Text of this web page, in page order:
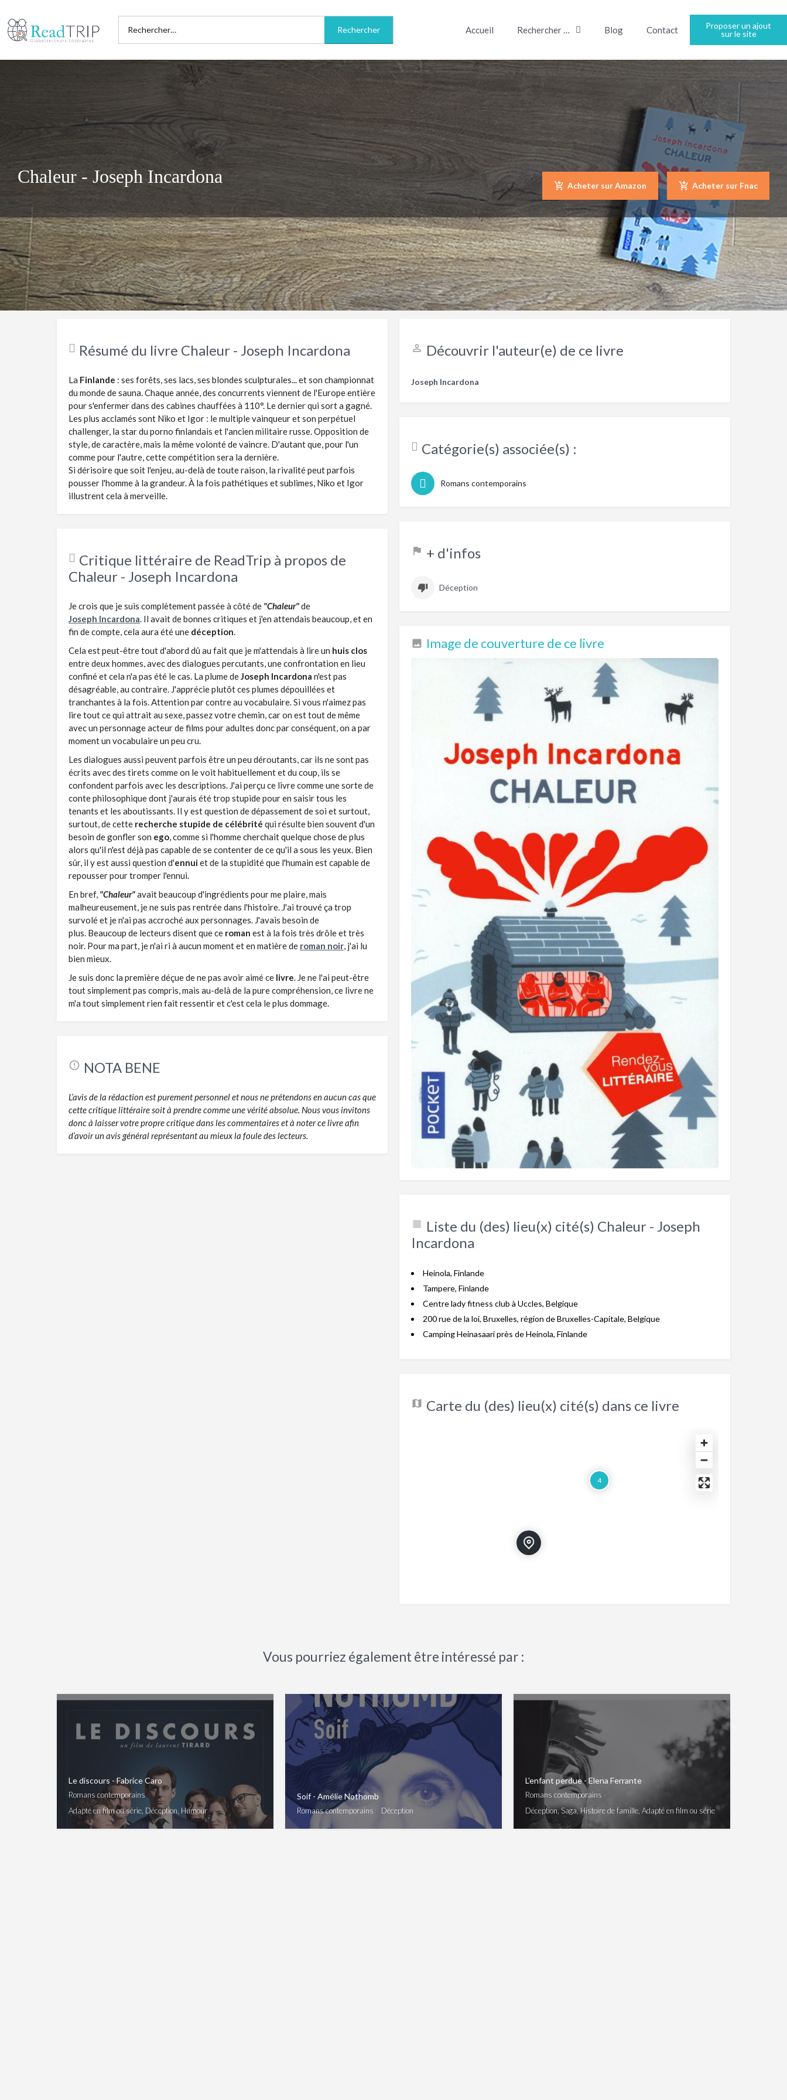
Accueil Rechercher … Blog Contact
Proposer un ajout
sur le site
Chaleur - Joseph Incardona Acheter sur Amazon Acheter sur Fnac
Informations sur le livre Avis 0
Partager cette fiche Laisser un avis sur ce livre
Résumé du livre Chaleur - Joseph Incardona
La Finlande : ses forêts, ses lacs, ses blondes sculpturales... et son championnat
du monde de sauna. Chaque année, des concurrents viennent de l'Europe entière
pour s'enfermer dans des cabines chauffées à 110°. Le dernier qui sort a gagné.
Les plus acclamés sont Niko et Igor : le multiple vainqueur et son perpétuel
challenger, la star du porno finlandais et l'ancien militaire russe. Opposition de
style, de caractère, mais la même volonté de vaincre. D'autant que, pour l'un
comme pour l'autre, cette compétition sera la dernière.
Si dérisoire que soit l'enjeu, au-delà de toute raison, la rivalité peut parfois
pousser l'homme à la grandeur. À la fois pathétiques et sublimes, Niko et Igor
illustrent cela à merveille.
Critique littéraire de ReadTrip à propos de
Chaleur - Joseph Incardona
Je crois que je suis complètement passée à côté de "Chaleur"de
Joseph Incardona. Il avait de bonnes critiques et j'en attendais beaucoup, et en
fin de compte, cela aura été une déception.
Cela est peut-être tout d'abord dû au fait que je m'attendais à lire un huis clos
entre deux hommes, avec des dialogues percutants, une confrontation en lieu
confiné et cela n'a pas été le cas. La plume deJoseph Incardona n'est pas
désagréable, au contraire. J'apprécie plutôt ces plumes dépouillées et
tranchantes à la fois. Attention par contre au vocabulaire. Si vous n'aimez pas
lire tout ce qui attrait au sexe, passez votre chemin, car on est tout de même
avec un personnage acteur de films pour adultes donc par conséquent, on a par
moment un vocabulaire un peu cru.
Les dialogues aussi peuvent parfois être un peu déroutants, car ils ne sont pas
écrits avec des tirets comme on le voit habituellement et du coup, ils se
confondent parfois avec les descriptions. J'ai perçu ce livre comme une sorte de
conte philosophique dont j'aurais été trop stupide pour en saisir tous les
tenants et les aboutissants. Il y est question de dépassement de soi et surtout,
surtout, de cette recherche stupide de célébrité qui résulte bien souvent d'un
besoin de gonfler son ego, comme si l'homme cherchait quelque chose de plus
alors qu'il n'est déjà pas capable de se contenter de ce qu'il a sous les yeux. Bien
sûr, il y est aussi question d'ennuiet de la stupidité que l'humain est capable de
repousser pour tromper l'ennui.
En bref, "Chaleur"avait beaucoup d'ingrédients pour me plaire, mais
malheureusement, je ne suis pas rentrée dans l'histoire. J'ai trouvé ça trop
survolé et je n'ai pas accroché aux personnages. J'avais besoin de
plus. Beaucoup de lecteurs disent que ce roman est à la fois très drôle et très
noir. Pour ma part, je n'ai ri à aucun moment et en matière de roman noir, j'ai lu
bien mieux.
Je suis donc la première déçue de ne pas avoir aimé ce livre. Je ne l'ai peut-être
tout simplement pas compris, mais au-delà de la pure compréhension, ce livre ne
m'a tout simplement rien fait ressentir et c'est cela le plus dommage.
NOTA BENE
L’avis de la rédaction est purement personnel et nous ne prétendons en aucun cas que
cette critique littéraire soit à prendre comme une vérité absolue. Nous vous invitons
donc à laisser votre propre critique dans les commentaires et à noter ce livre afin
d’avoir un avis général représentant au mieux la foule des lecteurs.
Découvrir l'auteur(e) de ce livre
Joseph Incardona
Catégorie(s) associée(s) :
Romans contemporains
+ d'infos
Déception
Image de couverture de ce livre
Liste du (des) lieu(x) cité(s) Chaleur - Joseph
Incardona
Heinola, Finlande
Tampere, Finlande
Centre lady fitness club à Uccles, Belgique
200 rue de la loi, Bruxelles, région de Bruxelles-Capitale, Belgique
Camping Heinasaari près de Heinola, Finlande
Carte du (des) lieu(x) cité(s) dans ce livre
4
Vous pourriez également être intéressé par :
Le discours - Fabrice Caro
Romans contemporains
Adapté en film ou série, Déception, Humour
Soif - Amélie Nothomb
Romans contemporains Déception
L'enfant perdue - Elena Ferrante
Romans contemporains
Déception, Saga, Histoire de famille, Adapté en film ou série